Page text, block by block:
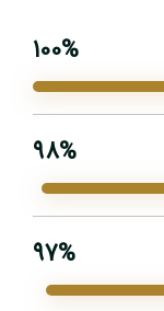
100%
98%
97%